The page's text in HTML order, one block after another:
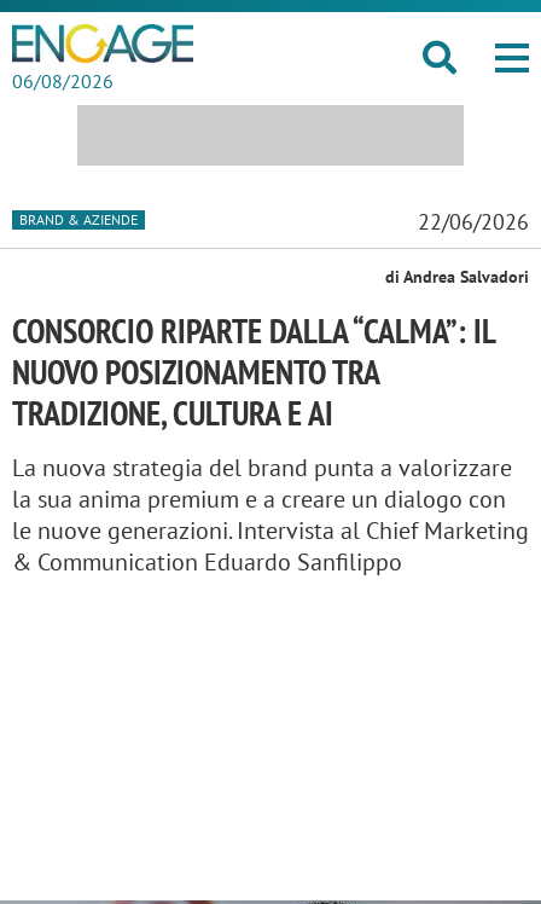
06/08/2026
BRAND & AZIENDE 22/06/2026
di Andrea Salvadori
CONSORCIO RIPARTE DALLA “CALMA”: IL
NUOVO POSIZIONAMENTO TRA
TRADIZIONE, CULTURA E AI
La nuova strategia del brand punta a valorizzare
la sua anima premium e a creare un dialogo con
le nuove generazioni. Intervista al Chief Marketing
& Communication Eduardo Sanfilippo